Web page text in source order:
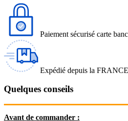
Paiement sécurisé carte
Expédié depuis la
Quelques conseils
Avant de commander :